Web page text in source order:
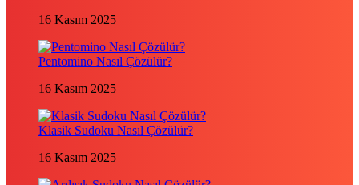
16 Kasım 2025
Pentomino Nasıl Çözülür?
16 Kasım 2025
Klasik Sudoku Nasıl Çözülür?
16 Kasım 2025